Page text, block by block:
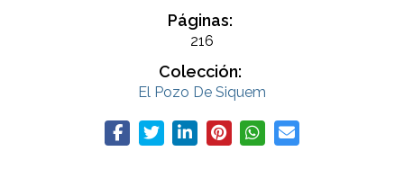
Páginas:
216
Colección:
El Pozo De Siquem